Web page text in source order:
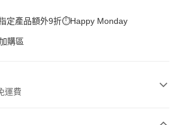
指定產品額外9折⏱️Happy Monday
購區
運費